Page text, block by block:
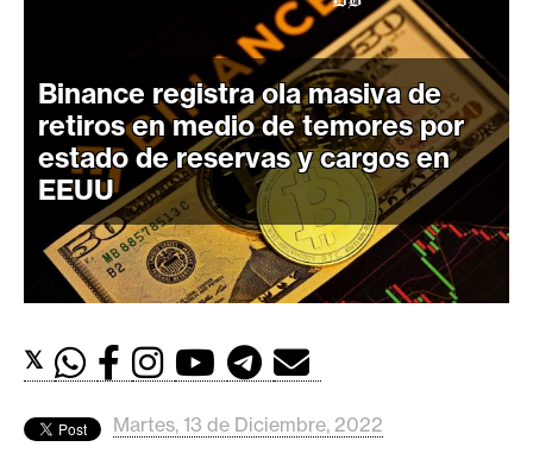
p
t
o
M
e
r
c
o
Binance registra ola masiva de
retiros en medio de temores por
estado de reservas y cargos en
EEUU
𝕏
Martes, 13 de Diciembre, 2022